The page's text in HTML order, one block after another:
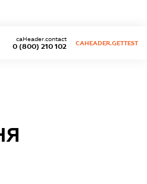
0 (800) 210 102
caHeader.contact
CAHEADER.GETTEST